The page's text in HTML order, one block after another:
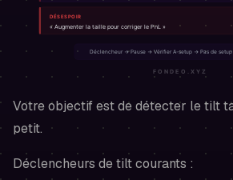
Votre objectif est de détecter le tilt
petit.
Déclencheurs de tilt courants :